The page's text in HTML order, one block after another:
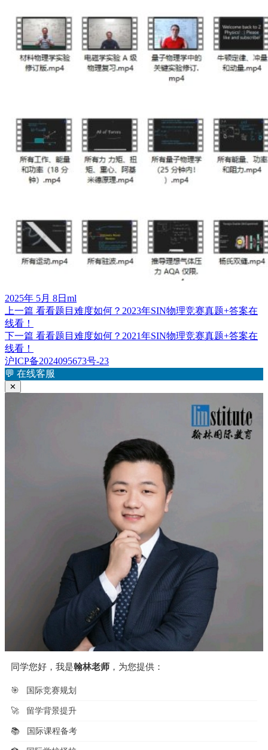
发
布
于
2025年 5月 8日 作
者
ml
文
章
导
航
上一篇 上
文
看看题目难度如何？2023年SIN物理竞赛真题+答案在
线看！
下一篇 下
文
章：
看看题目难度如何？2021年SIN物理竞赛真题+答案在
线看！
沪ICP备2024095673号-23
💬 在线客服
✕
同学您好，我是翰林老师 ，为您提供：
🎯 国际竞赛规划
🚀 留学背景提升
📚 国际课程备考